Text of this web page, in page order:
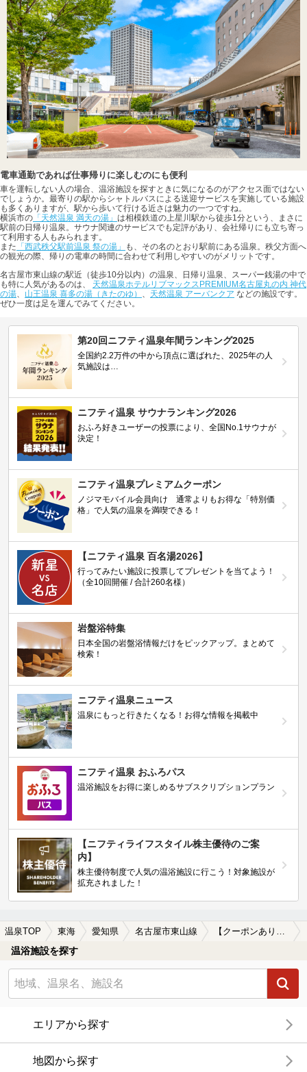
電車通勤であれば仕事帰りに楽しむのにも便利
車を運転しない人の場合、温浴施設を探すときに気になるのがアクセス面ではない
でしょうか。最寄りの駅からシャトルバスによる送迎サービスを実施している施設
も多くありますが、駅から歩いて行ける近さは魅力の一つですね。
横浜市の 「天然温泉 満天の湯」 は相模鉄道の上星川駅から徒歩1分という、まさに
駅前の日帰り温泉。サウナ関連のサービスでも定評があり、会社帰りにも立ち寄っ
て利用する人もみられます。
また 「西武秩父駅前温泉 祭の湯」
も、その名のとおり駅前にある温泉。秩父方面へ
の観光の際、帰りの電車の時間に合わせて利用しやすいのがメリットです。
名古屋市東山線の駅近（徒歩10分以内）の温泉、日帰り温泉、スーパー銭湯の中で
も特に人気があるのは、 天然温泉ホテルリブマックスPREMIUM名古屋丸の内 神代
の湯
山王温泉 喜多の湯（きたのゆ） 天然温泉 アーバンクア などの施設です。
ぜひ一度は足を運んでみてください。
第20回ニフティ温泉年間ランキング2025
全国約2.2万件の中から頂点に選ばれた、2025年の人
気施設は…
ニフティ温泉 サウナランキング2026
おふろ好きユーザーの投票により、全国No.1サウナが
決定！
ニフティ温泉プレミアムクーポン
ノジマモバイル会員向け 通常よりもお得な「特別価
格」で人気の温泉を満喫できる！
【ニフティ温泉 百名湯2026】
行ってみたい施設に投票してプレゼントを当てよう！
（全10回開催 / 合計260名様）
岩盤浴特集
日本全国の岩盤浴情報だけをピックアップ。まとめて
検索！
ニフティ温泉ニュース
温泉にもっと行きたくなる！お得な情報を掲載中
ニフティ温泉 おふろパス
温浴施設をお得に楽しめるサブスクリプションプラン
【ニフティライフスタイル株主優待のご案
内】
株主優待制度で人気の温浴施設に行こう！対象施設が
拡充されました！
温泉TOP 東海 愛知県 名古屋市東山線
温浴施設を探す
エリアから探す
地図から探す